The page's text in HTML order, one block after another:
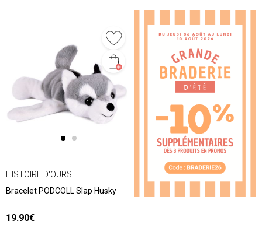
HISTOIRE D'OURS
Bracelet PODCOLL Slap Husky
19.90€